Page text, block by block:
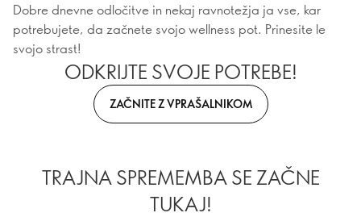
Dobre dnevne odločitve in nekaj ravnotežja ja vse, kar
potrebujete, da začnete svojo wellness pot. Prinesite le
svojo strast!
ODKRIJTE SVOJE POTREBE!
ZAČNITE Z VPRAŠALNIKOM
TRAJNA SPREMEMBA SE ZAČNE
TUKAJ!